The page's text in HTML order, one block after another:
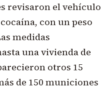
revisaron el vehículo
con un peso
medidas
una vivienda de
otros 15
de 150 municiones